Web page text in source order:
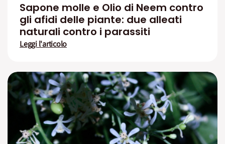
Sapone molle e Olio di Neem contro
gli afidi delle piante: due alleati
naturali contro i parassiti
Leggi l'articolo